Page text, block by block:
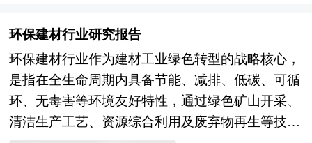
的行动纲领和执行方案。 商业计划书是一份全方
位描述企业发展的文件，是企业经营者素质的体
现，是企业拥有良好融资能力、实现跨式发展的重
要条件之一。一份好的商业计划书是获得贷款和投
资的关键。如何吸引投资者、特别是风险投资家参
的市场竞争中洞察先机，能准确及时的针对自身环
境调整经营策略。
化态势，对产业发展和规划具有重要的意义。中研
目运作经验，业务覆盖全球。累积200多个产业园
区规划落地项目案例，拥有丰富的产业园区、特色
小镇、田园综合体、文旅地产、智慧物流、乡村振
兴等类型项目规划经验。 中研普华27年的产业研
环保建材行业研究报告
环保建材行业作为建材工业绿色转型的战略核心，
是指在全生命周期内具备节能、减排、低碳、可循
环、无毒害等环境友好特性，通过绿色矿山开采、
清洁生产工艺、资源综合利用及废弃物再生等技术